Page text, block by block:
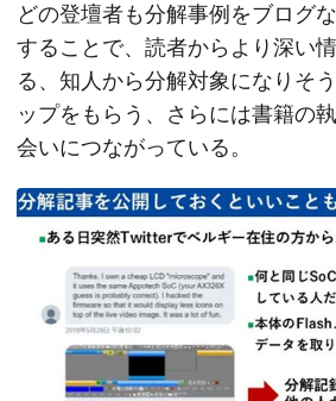
どの登壇者も分解事例をブログ
することで、読者からより深い
る、知人から分解対象になりそ
ップをもらう、さらには書籍の
会いにつながっている。